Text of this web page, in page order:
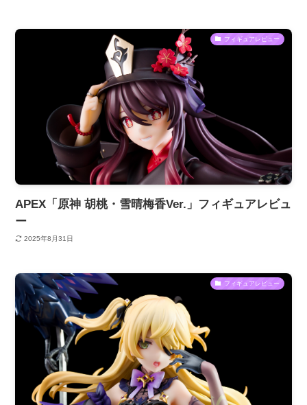
フィギュアレビュー
APEX「原神 胡桃・雪晴梅香Ver.」フィギュアレビュ
ー
2025年8月31日
フィギュアレビュー